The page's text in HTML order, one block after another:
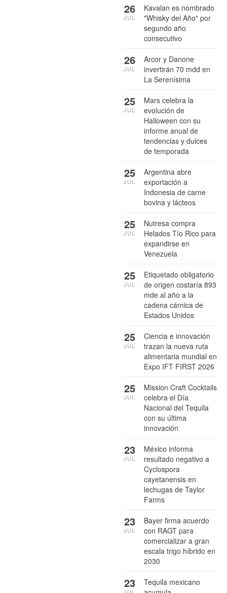
Kavalan es nombrado
"Whisky del Año" por
segundo año
consecutivo
26
JUL
Arcor y Danone
invertirán 70 mdd en
La Serenísima
26
JUL
Mars celebra la
evolución de
Halloween con su
informe anual de
tendencias y dulces
de temporada
25
JUL
Argentina abre
exportación a
Indonesia de carne
bovina y lácteos
25
JUL
Nutresa compra
Helados Tío Rico para
expandirse en
Venezuela
25
JUL
Etiquetado obligatorio
de origen costaría 893
mde al año a la
cadena cárnica de
Estados Unidos
25
JUL
Ciencia e innovación
trazan la nueva ruta
alimentaria mundial en
Expo IFT FIRST 2026
25
JUL
Mission Craft Cocktails
celebra el Día
Nacional del Tequila
con su última
innovación
25
JUL
México informa
resultado negativo a
Cyclospora
cayetanensis en
lechugas de Taylor
Farms
23
JUL
Bayer firma acuerdo
con RAGT para
comercializar a gran
escala trigo híbrido en
2030
23
JUL
Tequila mexicano
23
JUL